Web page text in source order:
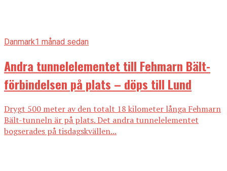
Danmark1 månad sedan
Andra tunnelelementet till Fehmarn Bält-
förbindelsen på plats – döps till Lund
Drygt 500 meter av den totalt 18 kilometer långa Fehmarn
Bält-tunneln är på plats. Det andra tunnelelementet
bogserades på tisdagskvällen...